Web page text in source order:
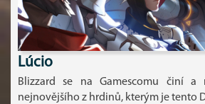
Lúcio
Blizzard se na Gamescomu činí a
nejnovějšího z hrdinů, kterým je tento